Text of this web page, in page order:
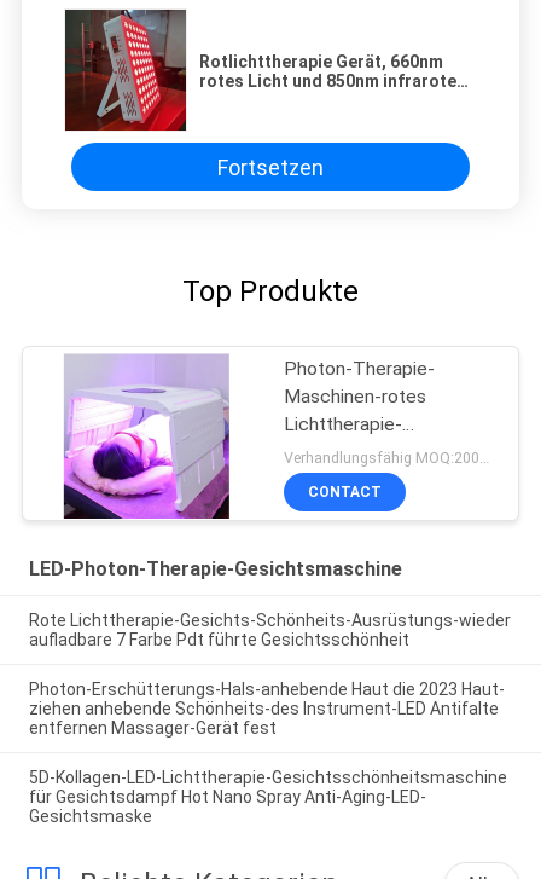
Rotlichttherapie Gerät, 660nm
rotes Licht und 850nm infrarotes
Fortsetzen
Top Produkte
Photon-Therapie-
Maschinen-rotes
Lichttherapie-
Körperpflege-Gerät 7
Farbeled
Verhandlungsfähig MOQ:200pcs
CONTACT
LED-Photon-Therapie-Gesichtsmaschine
Rote Lichttherapie-Gesichts-Schönheits-Ausrüstungs-wieder
aufladbare 7 Farbe Pdt führte Gesichtsschönheit
Photon-Erschütterungs-Hals-anhebende Haut die 2023 Haut-
ziehen anhebende Schönheits-des Instrument-LED Antifalte
entfernen Massager-Gerät fest
5D-Kollagen-LED-Lichttherapie-Gesichtsschönheitsmaschine
für Gesichtsdampf Hot Nano Spray Anti-Aging-LED-
Gesichtsmaske